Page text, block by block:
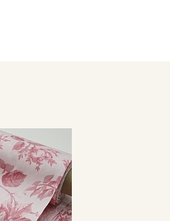
с содержанием хлора;
состоянии, в
используя умеренный режим.
от оригинального
партии.